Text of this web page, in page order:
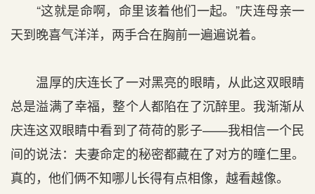
“这就是命啊，命里该着他们一起。”庆连母亲一
天到晚喜气洋洋，两手合在胸前一遍遍说着。
温厚的庆连长了一对黑亮的眼睛，从此这双眼睛
总是溢满了幸福，整个人都陷在了沉醉里。我渐渐从
庆连这双眼睛中看到了荷荷的影子——我相信一个民
间的说法：夫妻命定的秘密都藏在了对方的瞳仁里。
真的，他们俩不知哪儿长得有点相像，越看越像。